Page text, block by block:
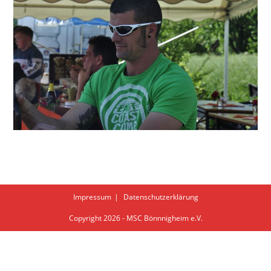
Impressum Datenschutzerklärung
Copyright 2026 - MSC Bönnnigheim e.V.